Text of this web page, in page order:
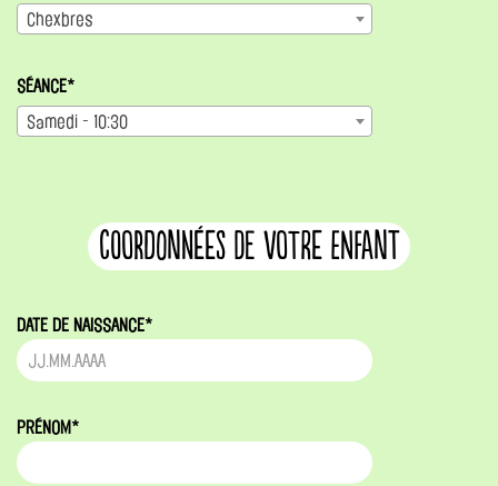
Chexbres
SÉANCE*
Samedi - 10:30
coordonnées de votre enfant
DATE DE NAISSANCE*
PRÉNOM*